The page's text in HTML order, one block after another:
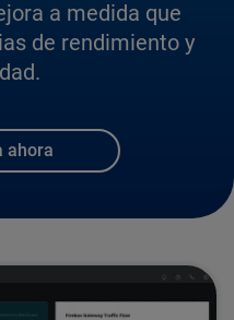
a medida que
de rendimiento y
ahora